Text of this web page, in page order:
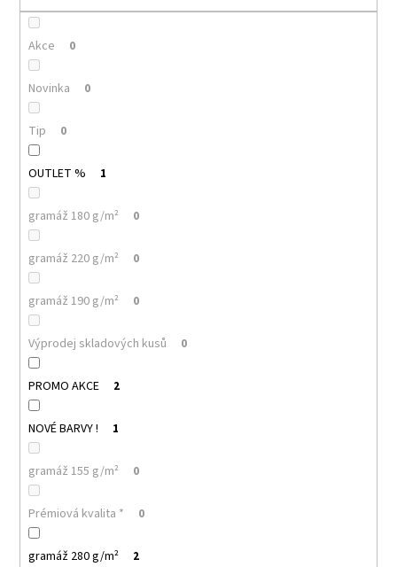
Akce 0
Novinka 0
Tip 0
OUTLET % 1
gramáž 180 g/m² 0
gramáž 220 g/m² 0
gramáž 190 g/m² 0
Výprodej skladových kusů 0
PROMO AKCE 2
NOVÉ BARVY ! 1
gramáž 155 g/m² 0
Prémiová kvalita * 0
gramáž 280 g/m² 2
m
MALFINI
BASIC
129
PÁNSKÉ/UNISEX
TRIČKO,
160
G,
100%
BAVLNA,
SILIKONOVÁ
ÚPRAVA
92
Kč